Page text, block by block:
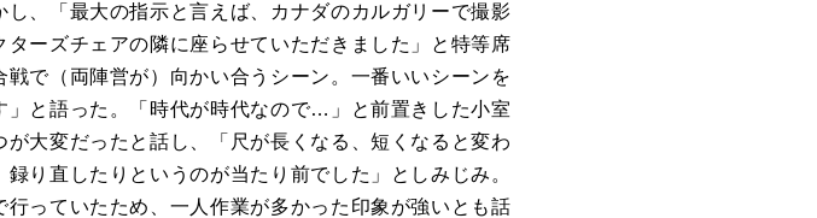
、「最大の指示と言えば、カナダのカルガリーで撮影
ーズチェアの隣に座らせていただきました」と特等席
で（両陣営が）向かい合うシーン。一番いいシーンを
と語った。「時代が時代なので…」と前置きした小室
大変だったと話し、「尺が長くなる、短くなると変わ
り直したりというのが当たり前でした」としみじみ。
っていたため、一人作業が多かった印象が強いとも話